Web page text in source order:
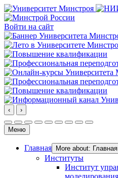
Войти на сайт
‹ ›
Меню
Главная More about: Главная
Институты
Институт
моделирования